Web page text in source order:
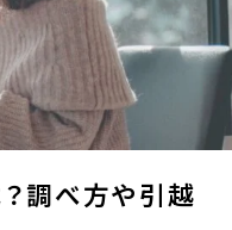
調べ方や引越